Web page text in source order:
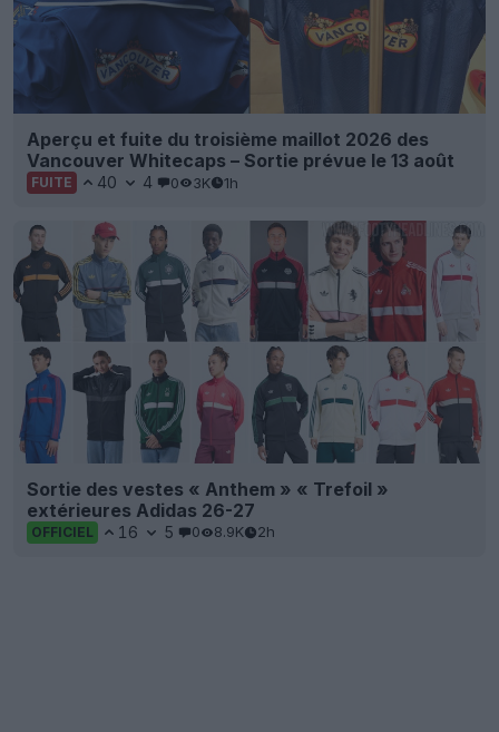
Aperçu et fuite du troisième maillot 2026 des
Vancouver Whitecaps – Sortie prévue le 13 août
FUITE 40 4 0 3K 1h
Sortie des vestes « Anthem » « Trefoil »
extérieures Adidas 26-27
OFFICIEL 16 5 0 8.9K 2h